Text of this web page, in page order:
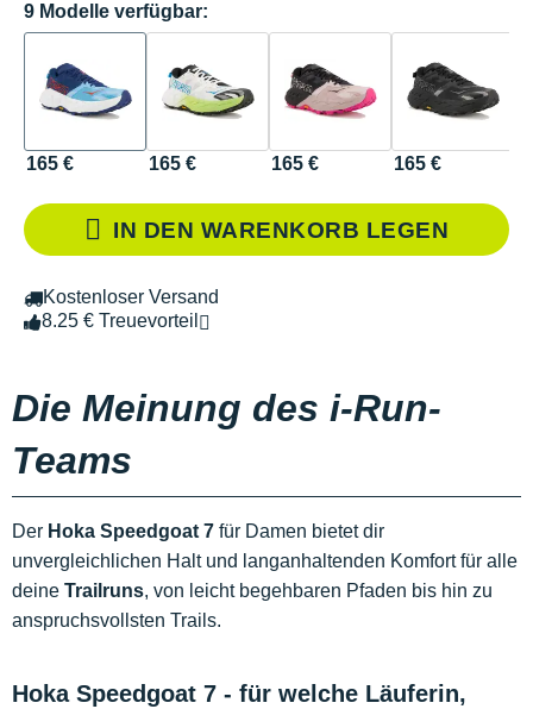
9 Modelle verfügbar:
165 € 165 € 165 € 165 €
IN DEN WARENKORB LEGEN
Kostenloser Versand
8.25 € Treuevorteil
Die Meinung des i-Run-
Teams
Der Hoka Speedgoat 7 für Damen bietet dir
unvergleichlichen Halt und langanhaltenden Komfort für alle
deine Trailruns, von leicht begehbaren Pfaden bis hin zu
anspruchsvollsten Trails.
Hoka Speedgoat 7 - für welche Läuferin,